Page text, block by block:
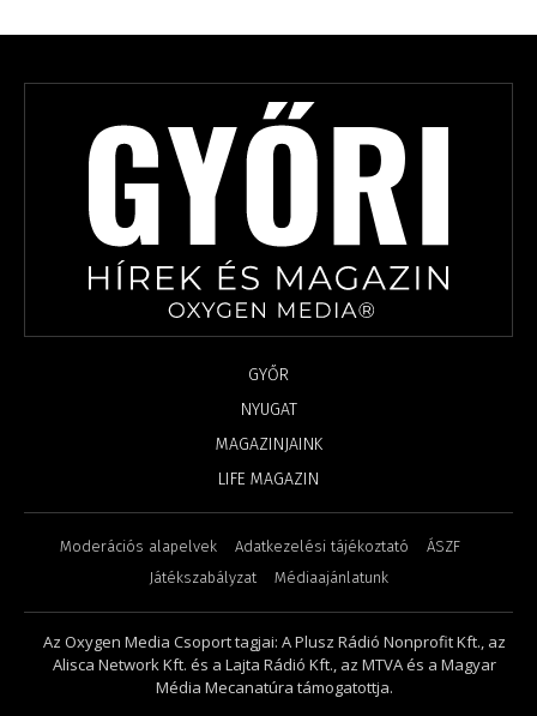
GYŐR
NYUGAT
MAGAZINJAINK
LIFE MAGAZIN
Moderációs alapelvek Adatkezelési tájékoztató
ÁSZF
Játékszabályzat
Médiaajánlatunk
Az Oxygen Media Csoport tagjai: A Plusz Rádió Nonprofit Kft., az
Alisca Network Kft. és a Lajta Rádió Kft., az MTVA és a Magyar
Média Mecanatúra támogatottja.